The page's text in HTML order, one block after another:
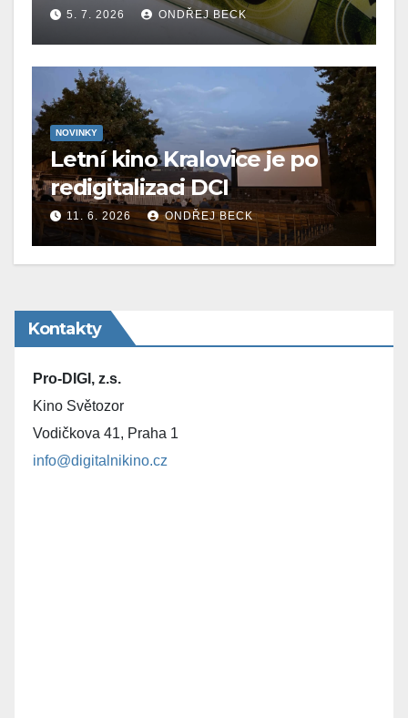
5. 7. 2026 ONDŘEJ BECK
NOVINKY
Letní kino Kralovice je po
redigitalizaci DCI
11. 6. 2026 ONDŘEJ BECK
Kontakty
Pro-DIGI, z.s.
Kino Světozor
Vodičkova 41, Praha 1
info@digitalnikino.cz